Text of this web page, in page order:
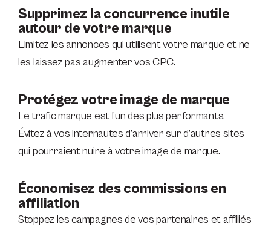
Supprimez la concurrence inutile
autour de votre marque
Limitez les annonces qui utilisent votre marque et ne
les laissez pas augmenter vos CPC.
Protégez votre image de marque
Le trafic marque est l’un des plus performants.
Évitez à vos internautes d’arriver sur d’autres sites
qui pourraient nuire à votre image de marque.
Économisez des commissions en
affiliation
Stoppez les campagnes de vos partenaires et affiliés